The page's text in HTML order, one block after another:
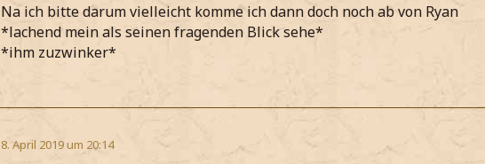
Na ich bitte darum vielleicht komme ich dann doch noch ab von Ryan
*lachend mein als seinen fragenden Blick sehe*
*ihm zuzwinker*
8. April 2019 um 20:14